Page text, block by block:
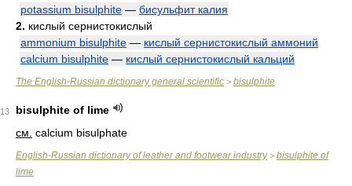
potassium bisulphite — бисульфит калия
2. кислый сернистокислый
ammonium bisulphite — кислый сернистокислый аммоний
calcium bisulphite — кислый сернистокислый кальций
The English-Russian dictionary general scientific > bisulphite
13
bisulphite of lime
см. calcium bisulphate
English-Russian dictionary of leather and footwear industry> bisulphite of
lime